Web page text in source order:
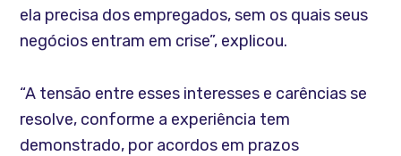
ela precisa dos empregados, sem os quais seus
negócios entram em crise”, explicou.
“A tensão entre esses interesses e carências se
resolve, conforme a experiência tem
demonstrado, por acordos em prazos